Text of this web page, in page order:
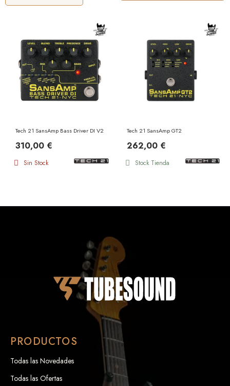
Tech 21 SansAmp Bass Driver DI V2
310,00 €
Sin Stock
Tech 21 SansAmp GT2
262,00 €
Stock Tienda
PRODUCTOS
Todas las Novedades
Todas las Ofertas